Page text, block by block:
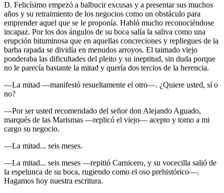
D. Felicísimo empezó a balbucir excusas y a presentar sus muchos
años y su retraimiento de los negocios como un obstáculo para
emprender aquel que se le proponía. Habló mucho reconociéndose
incapaz. Por los dos ángulos de su boca salía la saliva como una
erupción bituminosa que en aquellas concreciones y repliegues de la
barba rapada se dividía en menudos arroyos. El taimado viejo
ponderaba las dificultades del pleito y su ineptitud, sin duda porque
no le parecía bastante la mitad y quería dos tercios de la herencia.
—La mitad —manifestó resueltamente el otro—. ¿Quiere usted, sí o
no?
—Por ser usted recomendado del señor don Alejando Aguado,
marqués de las Marismas —replicó el viejo— acepto y tomo a mi
cargo su negocio.
—La mitad... seis meses.
—La mitad... seis meses —repitió Carnicero, y su vocecilla salió de
la espelunca de su boca, rugiendo como el oso prehistórico—.
Hagamos hoy nuestra escritura.